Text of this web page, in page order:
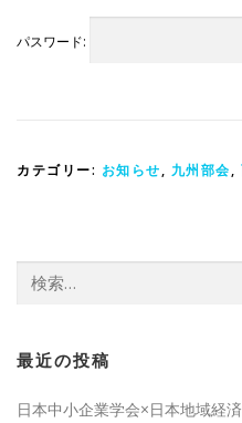
パスワード:
カテゴリー: お知らせ, 九州部会,
索:
最近の投稿
日本中小企業学会×日本地域経